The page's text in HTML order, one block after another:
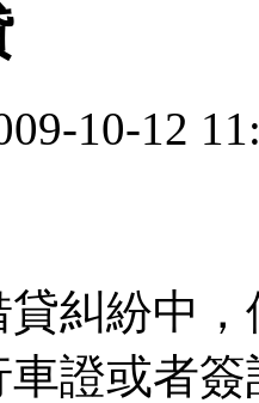
10-12
糾紛中
證或者